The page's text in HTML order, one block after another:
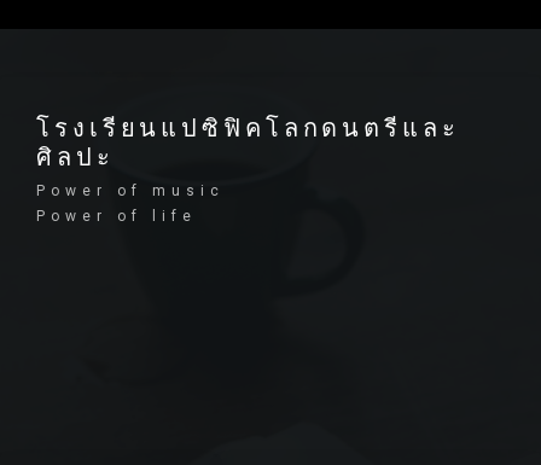
โรงเรียนแปซิฟิคโลกดนตรีและ
ศิลปะ
Power of music
Power of life